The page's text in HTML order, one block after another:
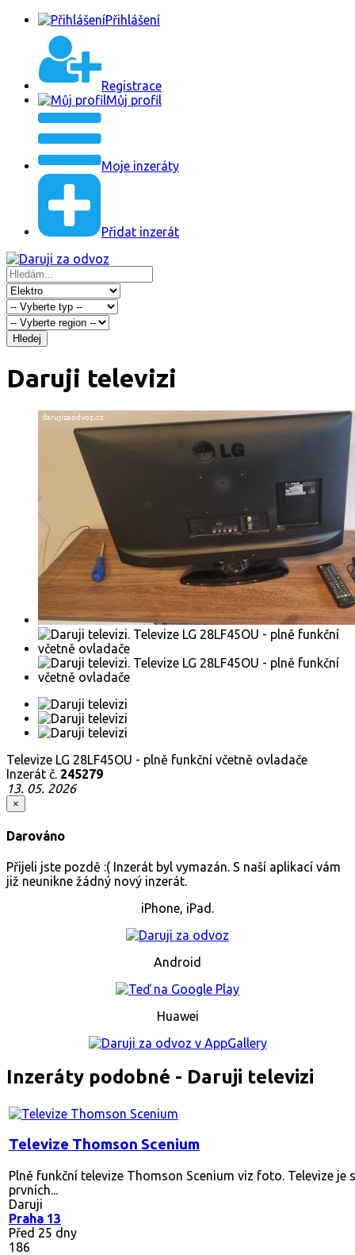
Přihlášení
Registrace
Můj profil
Moje inzeráty
Přidat inzerát
Hledej
Daruji televizi
Televize LG 28LF45OU - plně funkční včetně ovladače
Inzerát č. 245279
13. 05. 2026
×
Darováno
Přijeli jste pozdě :( Inzerát byl vymazán. S naší aplikací vám
již neunikne žádný nový inzerát.
iPhone, iPad.
Android
Huawei
Inzeráty podobné - Daruji televizi
Televize Thomson Scenium
Plně funkční televize Thomson Scenium viz foto. Televize je
prvních...
Daruji
Praha 13
Před 25 dny
186